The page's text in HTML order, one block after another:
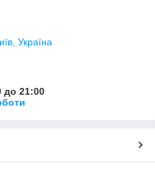
Україна
до 21:00